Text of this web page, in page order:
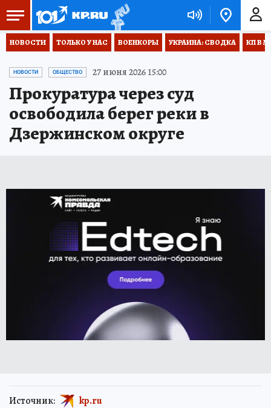
НОВОСТИ ТОЛЬКО У НАС ВОЕНКОРЫ УКРАИНА: СВОДКА КП В
НОВОСТИ ОБЩЕСТВО 27 июня 2026 15:00
Прокуратура через суд
освободила берег реки в
Дзержинском округе
Источник: kp.ru